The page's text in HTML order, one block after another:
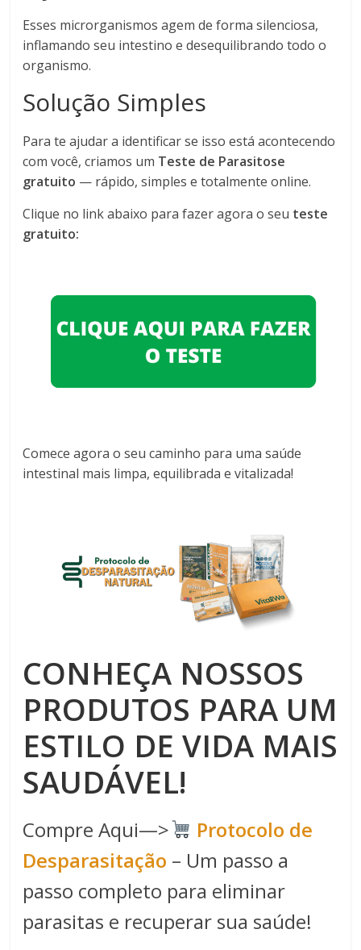
Esses microrganismos agem de forma silenciosa,
inflamando seu intestino e desequilibrando todo o
organismo.
Solução Simples
Para te ajudar a identificar se isso está acontecendo
com você, criamos um Teste de Parasitose
gratuito — rápido, simples e totalmente online.
Clique no link abaixo para fazer agora o seu teste
gratuito:
Comece agora o seu caminho para uma saúde
intestinal mais limpa, equilibrada e vitalizada!
CONHEÇA NOSSOS
PRODUTOS PARA UM
ESTILO DE VIDA MAIS
SAUDÁVEL!
Compre Aqui—>
Protocolo de
Desparasitação – Um passo a
passo completo para eliminar
parasitas e recuperar sua saúde!